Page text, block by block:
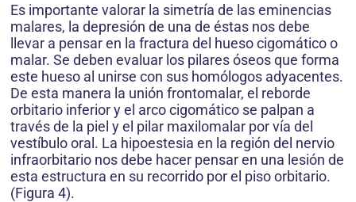
Es importante valorar la simetría de las eminencias
malares, la depresión de una de éstas nos debe
llevar a pensar en la fractura del hueso cigomático o
malar. Se deben evaluar los pilares óseos que forma
este hueso al unirse con sus homólogos adyacentes.
De esta manera la unión frontomalar, el reborde
orbitario inferior y el arco cigomático se palpan a
través de la piel y el pilar maxilomalar por vía del
vestíbulo oral. La hipoestesia en la región del nervio
infraorbitario nos debe hacer pensar en una lesión de
esta estructura en su recorrido por el piso orbitario.
(Figura 4).